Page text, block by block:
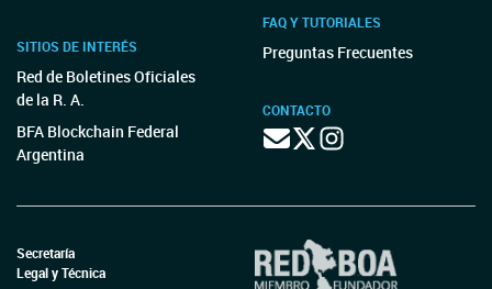
SITIOS DE INTERÉS
Red de Boletines Oficiales
de la R. A.
BFA Blockchain Federal
Argentina
FAQ Y TUTORIALES
Preguntas Frecuentes
CONTACTO
Secretaría
Legal y Técnica